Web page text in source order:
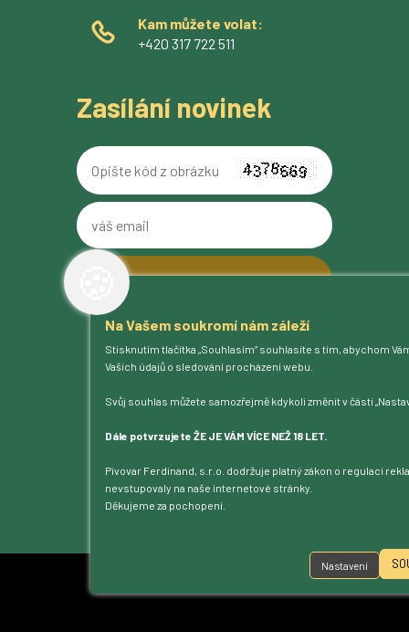
Na Vašem soukromí nám záleží
Stisknutím tlačítka „Souhlasím“ souhlasíte s tím, abychom
Vašich údajů o sledování procházení webu.
Svůj souhlas můžete samozřejmě kdykoli změnit v části
Dále potvrzujete ŽE JE VÁM VÍCE NEŽ 18 LET.
Pivovar Ferdinand, s.r.o. dodržuje platný zákon o regulaci
nevstupovaly na naše internetové stránky.
Děkujeme za pochopení.
Nastavení
O pivovaru
Naše piva
Kam na Ferdinanda
Humnová sladovna
Kontakt
Ke stažení
Přístupnost
Nastavení cookies
Kam můžete volat:
+420 317 722 511
Zasílání novinek
Opište
kód
váš
email